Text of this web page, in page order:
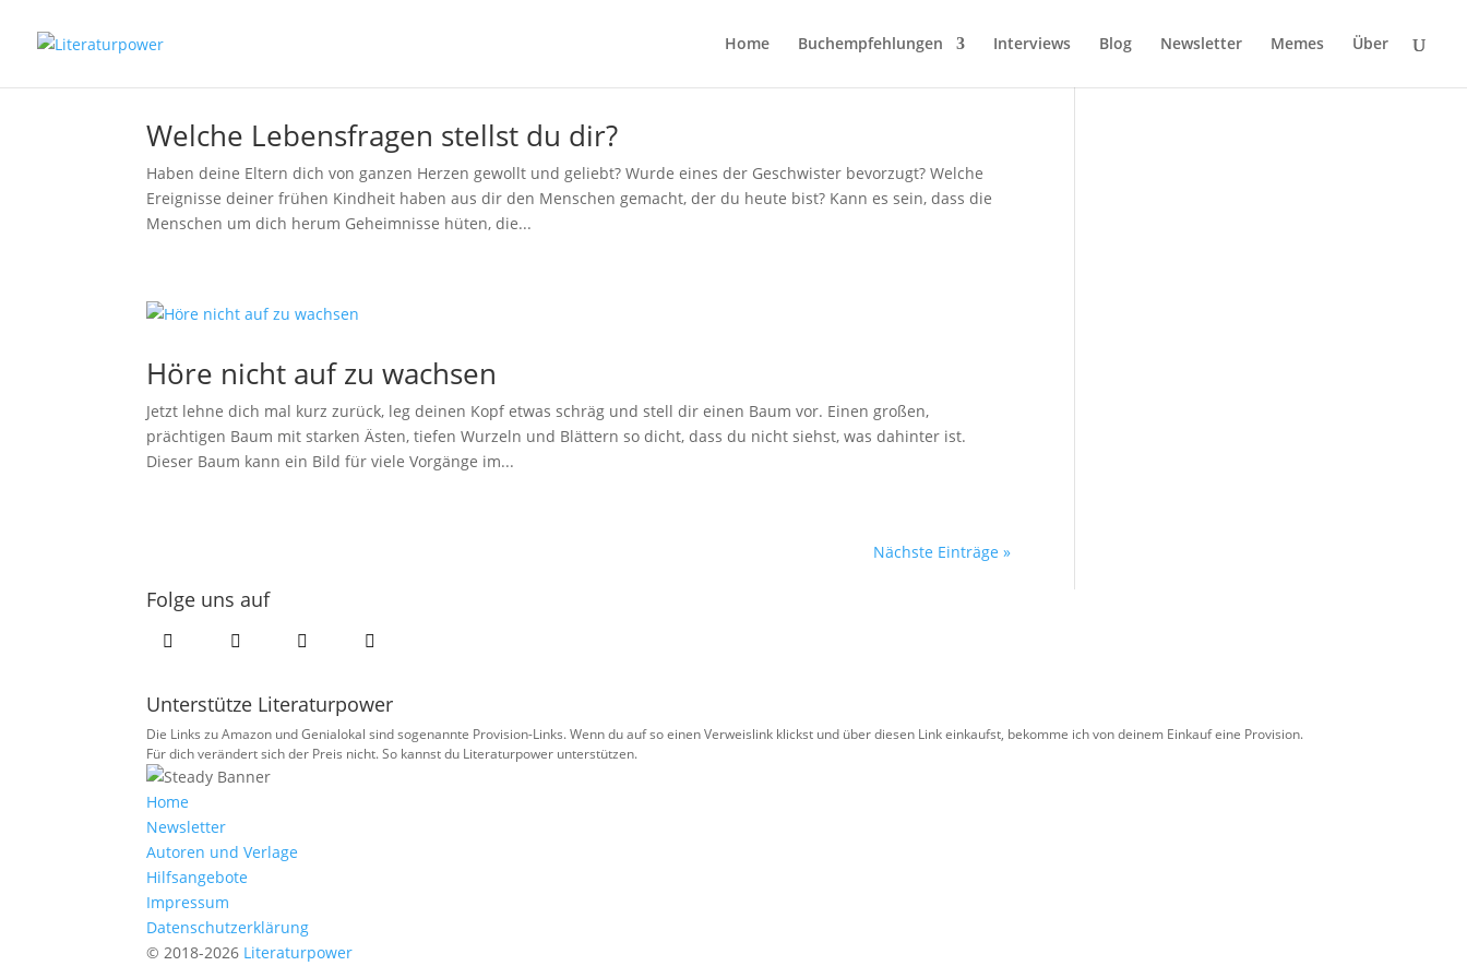
Home Buchempfehlungen Interviews Blog Newsletter Memes Über
Welche Lebensfragen stellst du dir?
Haben deine Eltern dich von ganzen Herzen gewollt und geliebt? Wurde eines der Geschwister bevorzugt? Welche
Ereignisse deiner frühen Kindheit haben aus dir den Menschen gemacht, der du heute bist? Kann es sein, dass die
Menschen um dich herum Geheimnisse hüten, die...
Höre nicht auf zu wachsen
Jetzt lehne dich mal kurz zurück, leg deinen Kopf etwas schräg und stell dir einen Baum vor. Einen großen,
prächtigen Baum mit starken Ästen, tiefen Wurzeln und Blättern so dicht, dass du nicht siehst, was dahinter ist.
Dieser Baum kann ein Bild für viele Vorgänge im...
Nächste Einträge »
Folge uns auf
Unterstütze Literaturpower
Die Links zu Amazon und Genialokal sind sogenannte Provision-Links. Wenn du auf so einen Verweislink klickst und über diesen Link einkaufst, bekomme ich von deinem Einkauf eine Provision.
Für dich verändert sich der Preis nicht. So kannst du Literaturpower unterstützen.
Home
Newsletter
Autoren und Verlage
Hilfsangebote
Impressum
Datenschutzerklärung
© 2018-2026 Literaturpower